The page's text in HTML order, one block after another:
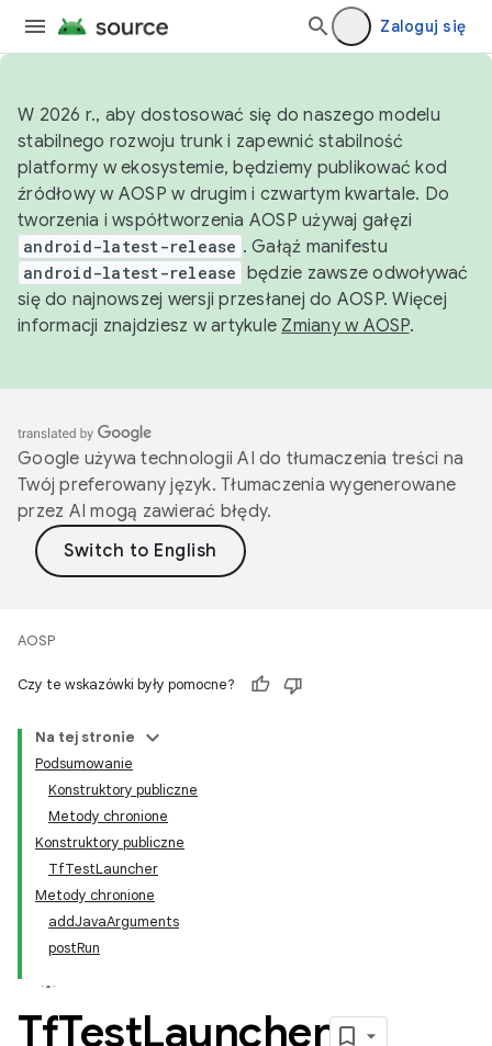
Zaloguj się
W 2026 r., aby dostosować się do naszego modelu
stabilnego rozwoju trunk i zapewnić stabilność
platformy w ekosystemie, będziemy publikować kod
źródłowy w AOSP w drugim i czwartym kwartale. Do
tworzenia i współtworzenia AOSP używaj gałęzi
android-latest-release . Gałąź manifestu
android-latest-release będzie zawsze odwoływać
się do najnowszej wersji przesłanej do AOSP. Więcej
informacji znajdziesz w artykule Zmiany w AOSP.
Google używa technologii AI do tłumaczenia treści na
Twój preferowany język. Tłumaczenia wygenerowane
przez AI mogą zawierać błędy.
AOSP
Czy te wskazówki były pomocne?
Na tej stronie
Podsumowanie
Konstruktory publiczne
Metody chronione
Konstruktory publiczne
TfTestLauncher
Metody chronione
addJavaArguments
postRun
TfTestLauncher